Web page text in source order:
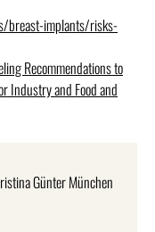
breast-implants/risks-
Recommendations to
Industry and Food and